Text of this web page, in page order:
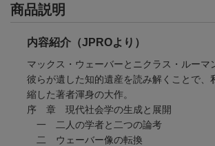
商品説明
内容紹介（JPROより）
マックス・ウェーバーとニクラス・ルー
彼らが遺した知的遺産を読み解くことで
縮した著者渾身の大作。
序 章 現代社会学の生成と展開
一 二人の学者と二つの論考
二 ウェーバー像の転換